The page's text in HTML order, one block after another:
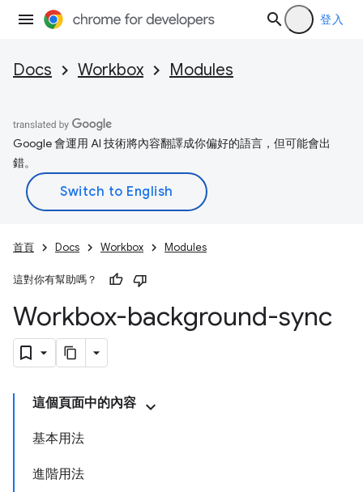
登入
Docs Workbox Modules
Google 會運用 AI 技術將內容翻譯成你偏好的語言，但可能會出
錯。
首頁 Docs Workbox Modules
這對你有幫助嗎？
Workbox-background-sync
這個頁面中的內容
基本用法
進階用法